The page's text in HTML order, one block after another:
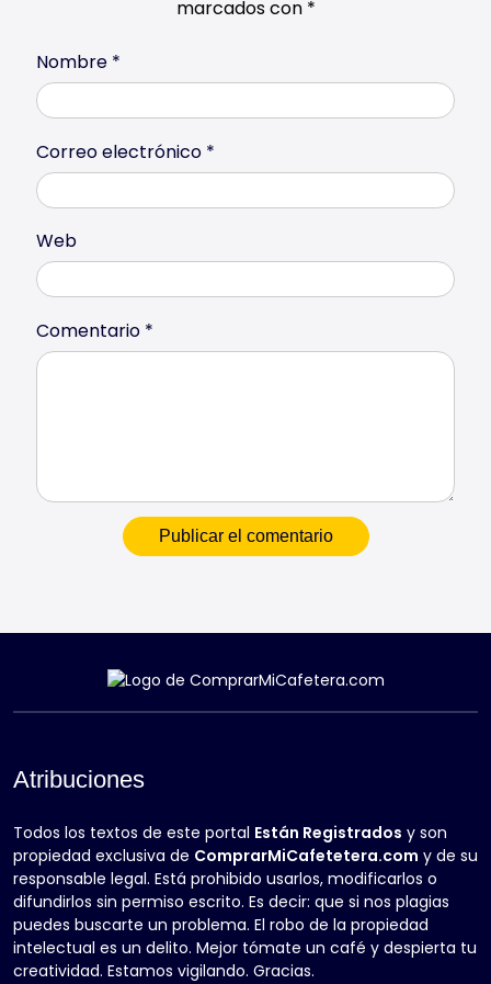
marcados con *
Comentario *
Nombre *
Correo electrónico *
Web
Atribuciones
Todos los textos de este portal Están Registrados y son
propiedad exclusiva de ComprarMiCafetetera.com y de su
responsable legal. Está prohibido usarlos, modificarlos o
difundirlos sin permiso escrito. Es decir: que si nos plagias
puedes buscarte un problema. El robo de la propiedad
intelectual es un delito. Mejor tómate un café y despierta tu
creatividad. Estamos vigilando. Gracias.